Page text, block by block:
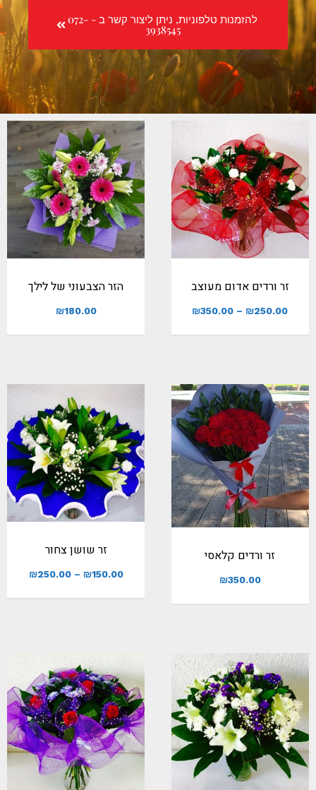
להזמנות טלפוניות, ניתן ליצור קשר ב - 072-
3938545
זר ורדים אדום מעוצב
₪250.00
–
₪350.00
הזר הצבעוני של לילך
₪180.00
זר ורדים קלאסי
₪350.00
זר שושן צחור
₪150.00
–
₪250.00